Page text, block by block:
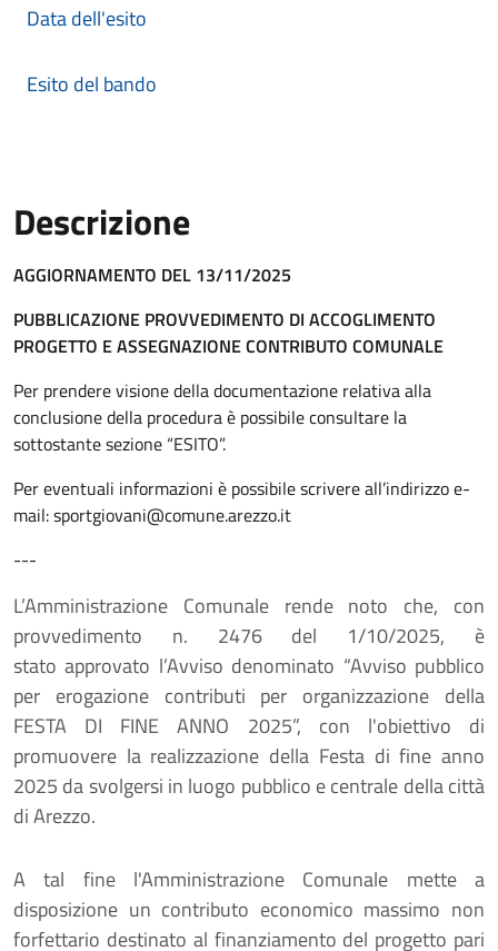
Data dell'esito
Esito del bando
Descrizione
Descrizione Bando
AGGIORNAMENTO DEL 13/11/2025
PUBBLICAZIONE PROVVEDIMENTO DI ACCOGLIMENTO
PROGETTO E ASSEGNAZIONE CONTRIBUTO COMUNALE
Per prendere visione della documentazione relativa alla
conclusione della procedura è possibile consultare la
sottostante sezione “ESITO”.
Per eventuali informazioni è possibile scrivere all’indirizzo e-
mail: sportgiovani@comune.arezzo.it
---
L’Amministrazione Comunale rende noto che, con
provvedimento n. 2476 del 1/10/2025, è
stato approvato l’Avviso denominato “Avviso pubblico
per erogazione contributi per organizzazione della
FESTA DI FINE ANNO 2025”, con l'obiettivo di
promuovere la realizzazione della Festa di fine anno
2025 da svolgersi in luogo pubblico e centrale della città
di Arezzo.
A tal fine l'Amministrazione Comunale mette a
disposizione un contributo economico massimo non
forfettario destinato al finanziamento del progetto pari